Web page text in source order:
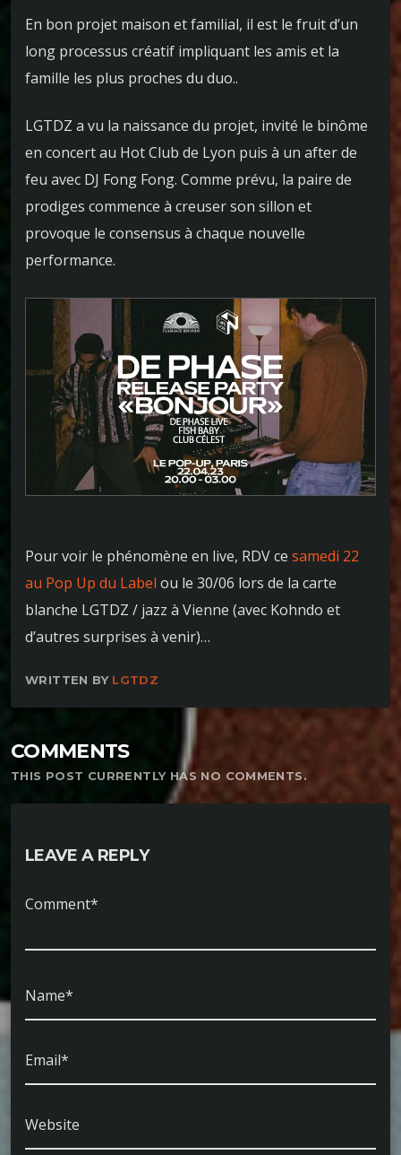
En bon projet maison et familial, il est le fruit d’un
long processus créatif impliquant les amis et la
famille les plus proches du duo..
LGTDZ a vu la naissance du projet, invité le binôme
en concert au Hot Club de Lyon puis à un after de
feu avec DJ Fong Fong. Comme prévu, la paire de
prodiges commence à creuser son sillon et
provoque le consensus à chaque nouvelle
performance.
Pour voir le phénomène en live, RDV ce samedi 22
au Pop Up du Label ou le 30/06 lors de la carte
blanche LGTDZ / jazz à Vienne (avec Kohndo et
d’autres surprises à venir)…
WRITTEN BY LGTDZ
COMMENTS
THIS POST CURRENTLY HAS NO COMMENTS.
LEAVE A REPLY
Comment*
Name*
Email*
Website